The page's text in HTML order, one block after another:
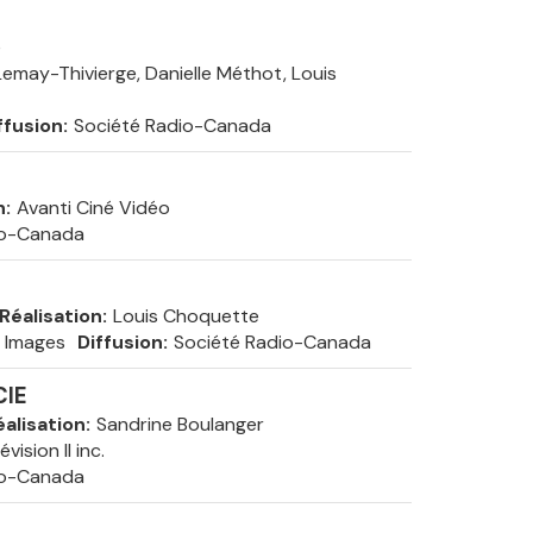
Thivierge, Danielle Méthot, Louis
Société Radio-Canada
Avanti Ciné Vidéo
Canada
Louis Choquette
Diffusion Société Radio-Canada
Sandrine Boulanger
II inc.
Canada